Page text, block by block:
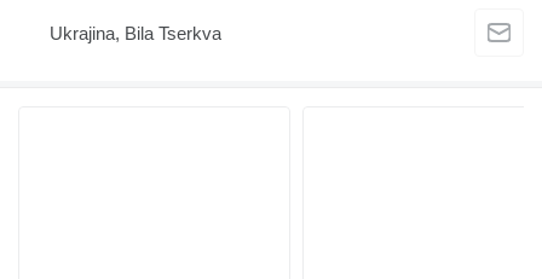
Ukrajina, Bila Tserkva